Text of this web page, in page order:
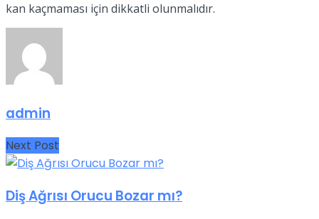
kan kaçmaması için dikkatli olunmalıdır.
admin
Next Post
Diş Ağrısı Orucu Bozar mı?